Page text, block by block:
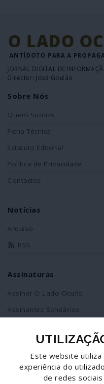
O LADO
ANTÍDOTO PARA A
JORNAL DIGITAL DE
Director: José Goulão
Sobre Nós
Quem Somos
Ficha Técnica
Estatuto Editorial
Política de Privacidade
Contactos
Notícias
Arquivo
RSS
Assinaturas
Assinar O Lado Oculto
Assinantes Solidários
Redes Sociais
Siga-nos no facebook
Este website utiliza
experiência do
de redes